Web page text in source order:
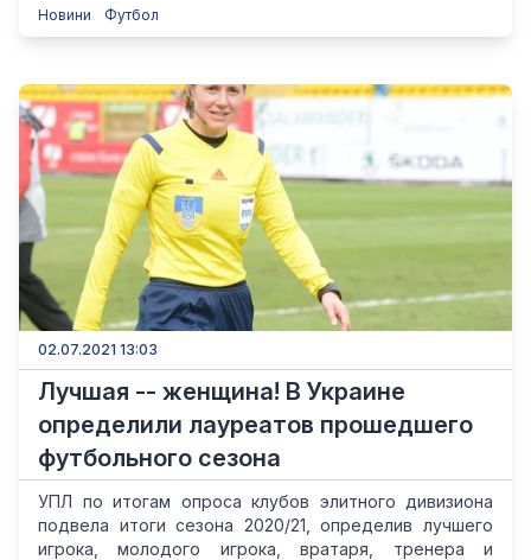
Новини Футбол
02.07.2021 13:03
Лучшая -- женщина! В Украине
определили лауреатов прошедшего
футбольного сезона
УПЛ по итогам опроса клубов элитного дивизиона
подвела итоги сезона 2020/21, определив лучшего
игрока, молодого игрока, вратаря, тренера и